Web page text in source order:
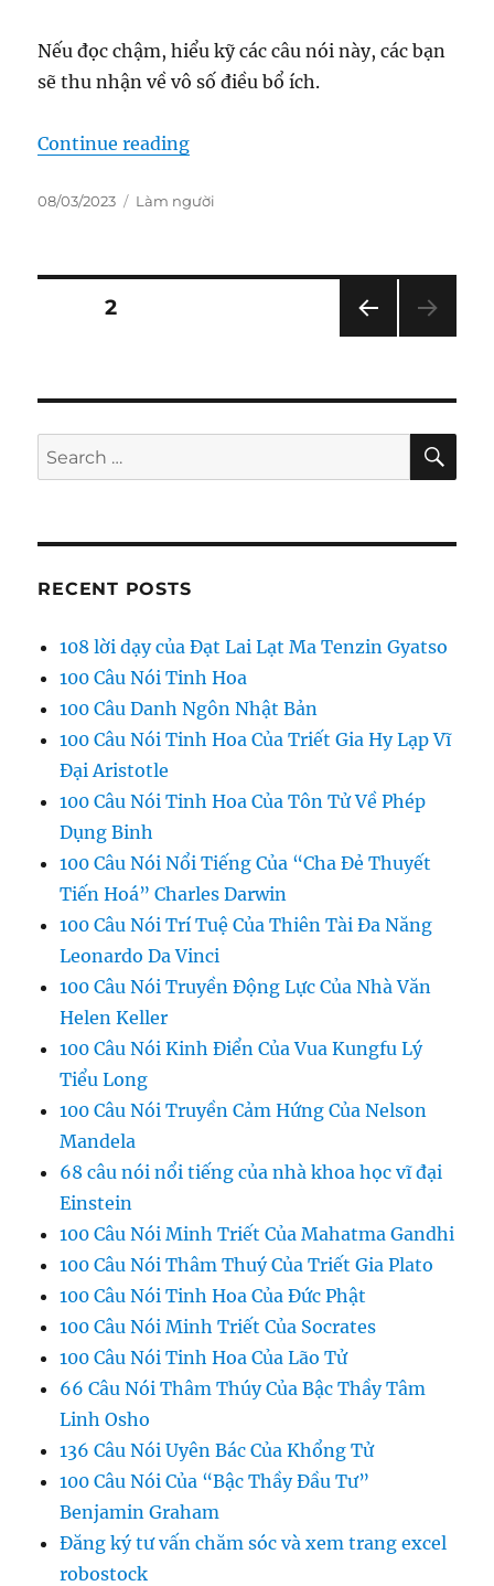
Nếu đọc chậm, hiểu kỹ các câu nói này, các bạn
sẽ thu nhận về vô số điều bổ ích.
Continue reading“136 Câu Nói Uyên Bác Của Khổng
Posted
08/03/2023 Categories
Làm người
Posts
PAG
E
PAGE2
Search
for:
RECENT POSTS
108 lời dạy của Đạt Lai Lạt Ma Tenzin Gyatso
100 Câu Nói Tinh Hoa
100 Câu Danh Ngôn Nhật Bản
100 Câu Nói Tinh Hoa Của Triết Gia Hy Lạp Vĩ
Đại Aristotle
100 Câu Nói Tinh Hoa Của Tôn Tử Về Phép
Dụng Binh
100 Câu Nói Nổi Tiếng Của “Cha Đẻ Thuyết
Tiến Hoá” Charles Darwin
100 Câu Nói Trí Tuệ Của Thiên Tài Đa Năng
Leonardo Da Vinci
100 Câu Nói Truyền Động Lực Của Nhà Văn
Helen Keller
100 Câu Nói Kinh Điển Của Vua Kungfu Lý
Tiểu Long
100 Câu Nói Truyền Cảm Hứng Của Nelson
Mandela
68 câu nói nổi tiếng của nhà khoa học vĩ đại
Einstein
100 Câu Nói Minh Triết Của Mahatma Gandhi
100 Câu Nói Thâm Thuý Của Triết Gia Plato
100 Câu Nói Tinh Hoa Của Đức Phật
100 Câu Nói Minh Triết Của Socrates
100 Câu Nói Tinh Hoa Của Lão Tử
66 Câu Nói Thâm Thúy Của Bậc Thầy Tâm
Linh Osho
136 Câu Nói Uyên Bác Của Khổng Tử
100 Câu Nói Của “Bậc Thầy Đầu Tư”
Benjamin Graham
Đăng ký tư vấn chăm sóc và xem trang excel
robostock